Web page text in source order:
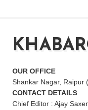
OUR OFFICE
Shankar Nagar, Raipur
CONTACT DETAILS
Chief Editor : Ajay